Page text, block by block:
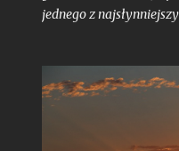
jednego z
trudne do przebicia
astronomicznymi. Do
dwóch lat - nawet